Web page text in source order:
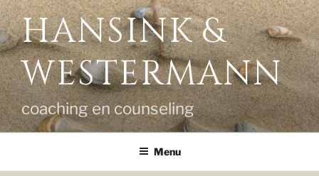
Ga
naar
de
inhoud
HANSINK &
WESTERMANN
coaching en counseling
Menu